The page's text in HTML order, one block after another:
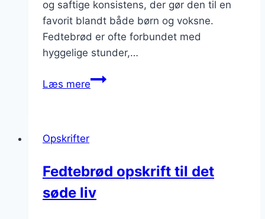
og saftige konsistens, der gør den til en
favorit blandt både børn og voksne.
Fedtebrød er ofte forbundet med
hyggelige stunder,…
Læs mereFedtebrød
Opskrifter
Fedtebrød opskrift til det
søde liv